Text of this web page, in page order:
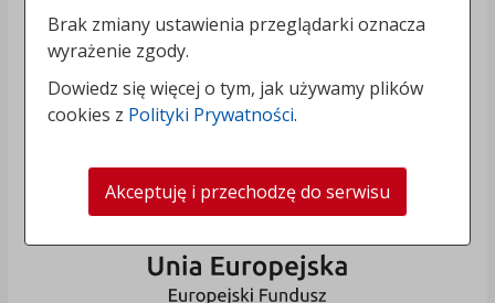
Brak zmiany ustawienia przeglądarki oznacza
wyrażenie zgody.
Dowiedz się więcej o tym, jak używamy plików
cookies z Polityki Prywatności.
Akceptuję i przechodzę do serwisu